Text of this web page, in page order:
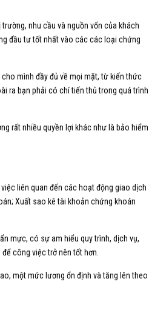
nhu cầu và nguồn vốn của khách
đầu tư tốt nhất vào các các loại chứng
mình đầy đủ về mọi mặt, từ kiến thức
ra bạn phải có chí tiến thủ trong quá trình
rất nhiều quyền lợi khác như là bảo hiểm
liên quan đến các hoạt động giao dịch
Xuất sao kê tài khoản chứng khoán
mực, có sự am hiểu quy trình, dịch vụ,
công việc trở nên tốt hơn.
một mức lương ổn định và tăng lên theo